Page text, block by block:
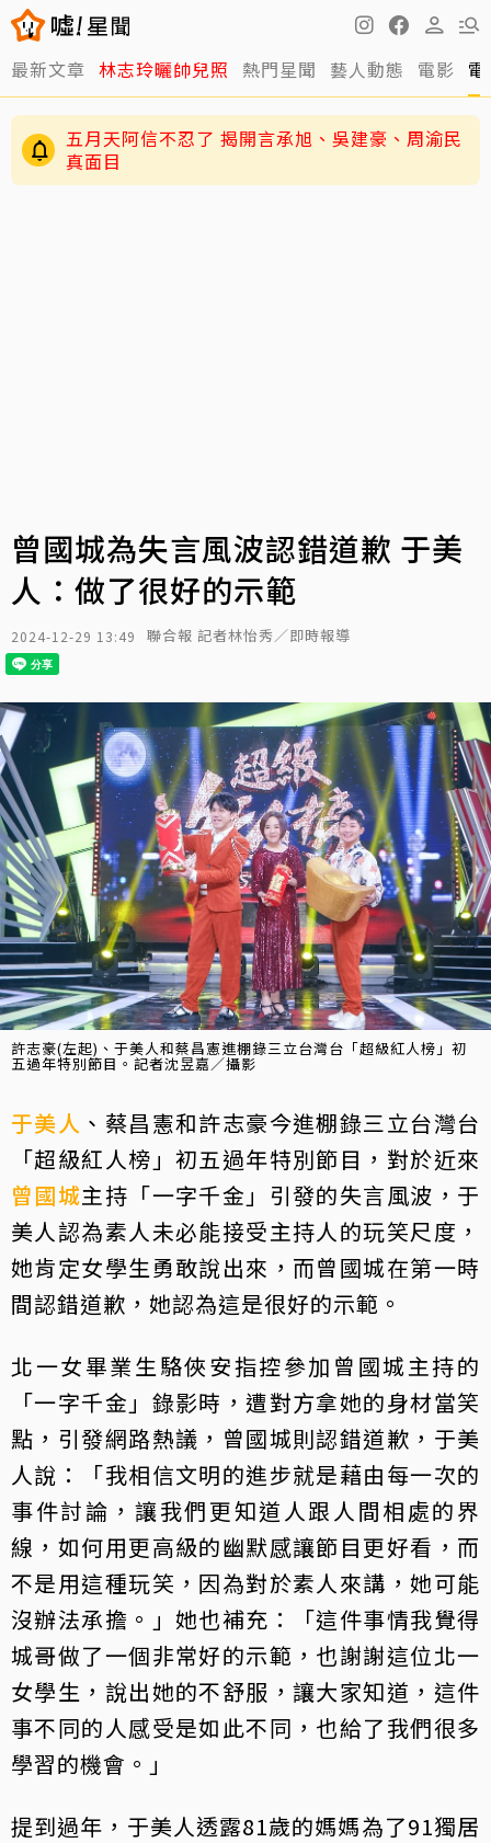
最新文章 林志玲曬帥兒照 熱門星聞 藝人動態 電影
五月天阿信不忍了 揭開言承旭、吳建豪、周渝民
真面目
曾國城為失言風波認錯道歉 于美
人：做了很好的示範
2024-12-29 13:49 聯合報 記者林怡秀／即時報導
許志豪(左起)、于美人和蔡昌憲進棚錄三立台灣台「超級紅人榜」初
五過年特別節目。記者沈昱嘉／攝影
于美人 、蔡昌憲和許志豪今進棚錄三立台灣台
「超級紅人榜」初五過年特別節目，對於近來
曾國城主持「一字千金」引發的失言風波，于
美人認為素人未必能接受主持人的玩笑尺度，
她肯定女學生勇敢說出來，而曾國城在第一時
間認錯道歉，她認為這是很好的示範。
北一女畢業生駱俠安指控參加曾國城主持的
「一字千金」錄影時，遭對方拿她的身材當笑
點，引發網路熱議，曾國城則認錯道歉，于美
人說：「我相信文明的進步就是藉由每一次的
事件討論，讓我們更知道人跟人間相處的界
線，如何用更高級的幽默感讓節目更好看，而
不是用這種玩笑，因為對於素人來講，她可能
沒辦法承擔。」她也補充：「這件事情我覺得
城哥做了一個非常好的示範，也謝謝這位北一
女學生，說出她的不舒服，讓大家知道，這件
事不同的人感受是如此不同，也給了我們很多
學習的機會。」
提到過年，于美人透露81歲的媽媽為了91獨居